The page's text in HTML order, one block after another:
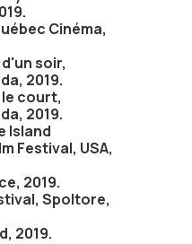
Cinéma,
soir,
2019.
court,
2019.
Island
Festival, USA,
2019.
Spoltore,
2019.